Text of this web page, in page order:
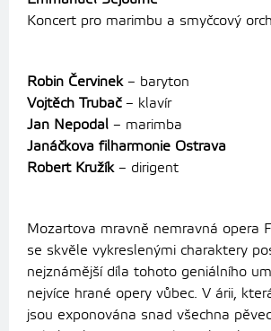
Koncert pro marimbu a smyčcový
Robin Červinek– baryton
Vojtěch Trubač– klavír
Jan Nepodal – marimba
Janáčkova filharmonie Ostrava
Robert Kružík– dirigent
Mozartova mravně nemravná opera
se skvěle vykreslenými charaktery
nejznámější díla tohoto geniálního
nejvíce hrané opery vůbec. V árii,
jsou exponována snad všechna